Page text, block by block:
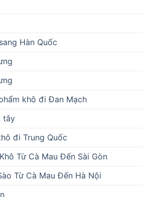
Hàn Quốc
khô đi Đan Mạch
tây
đi Trung Quốc
Từ Cà Mau Đến Sài Gòn
Từ Cà Mau Đến Hà Nội